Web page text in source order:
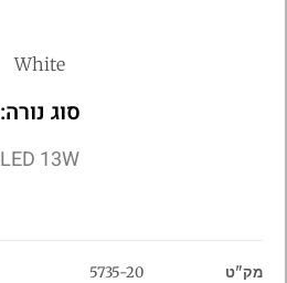
White
סוג נורה:
LED 13W
מק"ט
5735-20